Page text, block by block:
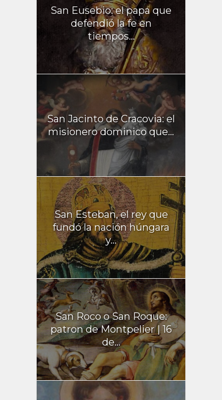
San Eusebio: el papa que
defendió la fe en
tiempos...
San Jacinto de Cracovia: el
misionero dominico que...
San Esteban, el rey que
fundó la nación húngara
y...
San Roco o San Roque:
patron de Montpelier | 16
de...